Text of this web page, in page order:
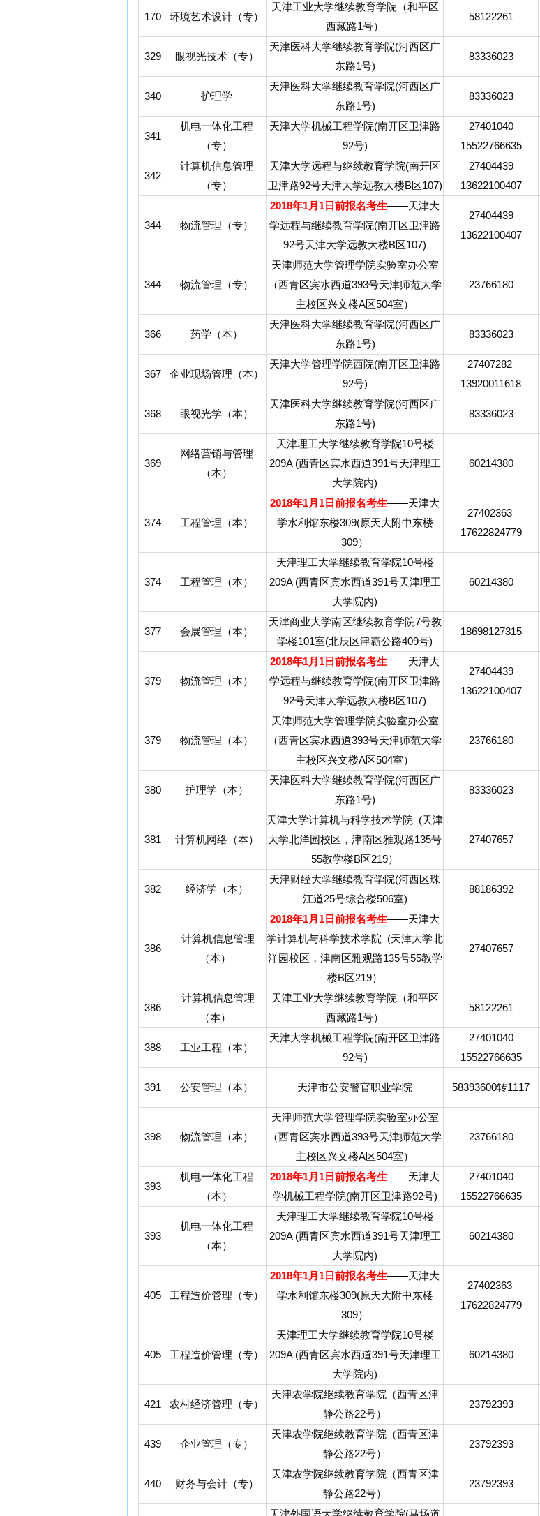
170 环境艺术设计（专）
天津工业大学继续教育学院（和平区
西藏路1号）
58122261
329 眼视光技术（专）
天津医科大学继续教育学院(河西区广
东路1号)
83336023
340 护理学
天津医科大学继续教育学院(河西区广
东路1号)
83336023
341
机电一体化工程
（专）
天津大学机械工程学院(南开区卫津路
92号)
27401040
15522766635
342
计算机信息管理
（专）
天津大学远程与继续教育学院(南开区
卫津路92号天津大学远教大楼B区107)
27404439
13622100407
344 物流管理（专）
2018年1月1日前报名考生——天津大
学远程与继续教育学院(南开区卫津路
92号天津大学远教大楼B区107)
27404439
13622100407
344 物流管理（专）
天津师范大学管理学院实验室办公室
（西青区宾水西道393号天津师范大学
主校区兴文楼A区504室）
23766180
366 药学（本）
天津医科大学继续教育学院(河西区广
东路1号)
83336023
367 企业现场管理（本）
天津大学管理学院西院(南开区卫津路
92号)
27407282
13920011618
368 眼视光学（本）
天津医科大学继续教育学院(河西区广
东路1号)
83336023
369
网络营销与管理
（本）
天津理工大学继续教育学院10号楼
209A (西青区宾水西道391号天津理工
大学院内)
60214380
374 工程管理（本）
2018年1月1日前报名考生——天津大
学水利馆东楼309(原天大附中东楼
309）
27402363
17622824779
374 工程管理（本）
天津理工大学继续教育学院10号楼
209A (西青区宾水西道391号天津理工
大学院内)
60214380
377 会展管理（本）
天津商业大学南区继续教育学院7号教
学楼101室(北辰区津霸公路409号)
18698127315
379 物流管理（本）
2018年1月1日前报名考生——天津大
学远程与继续教育学院(南开区卫津路
92号天津大学远教大楼B区107)
27404439
13622100407
379 物流管理（本）
天津师范大学管理学院实验室办公室
（西青区宾水西道393号天津师范大学
主校区兴文楼A区504室）
23766180
380 护理学（本）
天津医科大学继续教育学院(河西区广
东路1号)
83336023
381 计算机网络（本）
天津大学计算机与科学技术学院 (天津
大学北洋园校区，津南区雅观路135号
55教学楼B区219）
27407657
382 经济学（本）
天津财经大学继续教育学院(河西区珠
江道25号综合楼506室)
88186392
386
计算机信息管理
（本）
2018年1月1日前报名考生——天津大
学计算机与科学技术学院 (天津大学北
洋园校区，津南区雅观路135号55教学
楼B区219）
27407657
386
计算机信息管理
（本）
天津工业大学继续教育学院（和平区
西藏路1号）
58122261
388 工业工程（本）
天津大学机械工程学院(南开区卫津路
92号)
27401040
15522766635
391 公安管理（本） 天津市公安警官职业学院 58393600转1117
398 物流管理（本）
天津师范大学管理学院实验室办公室
（西青区宾水西道393号天津师范大学
主校区兴文楼A区504室）
23766180
393
机电一体化工程
（本）
2018年1月1日前报名考生——天津大
学机械工程学院(南开区卫津路92号)
27401040
15522766635
393
机电一体化工程
（本）
天津理工大学继续教育学院10号楼
209A (西青区宾水西道391号天津理工
大学院内)
60214380
405 工程造价管理（专）
2018年1月1日前报名考生——天津大
学水利馆东楼309(原天大附中东楼
309）
27402363
17622824779
405 工程造价管理（专）
天津理工大学继续教育学院10号楼
209A (西青区宾水西道391号天津理工
大学院内)
60214380
421 农村经济管理（专）
天津农学院继续教育学院（西青区津
静公路22号）
23792393
439 企业管理（专）
天津农学院继续教育学院（西青区津
静公路22号）
23792393
440 财务与会计（专）
天津农学院继续教育学院（西青区津
静公路22号）
23792393
天津外国语大学继续教育学院(马场道